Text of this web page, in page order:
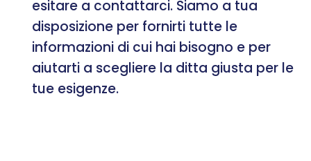
esitare a contattarci. Siamo a tua
disposizione per fornirti tutte le
informazioni di cui hai bisogno e per
aiutarti a scegliere la ditta giusta per le
tue esigenze.